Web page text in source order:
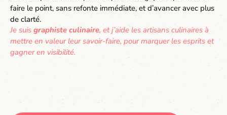
faire le point, sans refonte immédiate, et d’avancer avec plus
de clarté.
Je suis graphiste culinaire, et j’aide les artisans culinaires à
mettre en valeur leur savoir-faire, pour marquer les esprits et
gagner en visibilité.